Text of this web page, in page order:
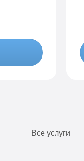
Все услуги